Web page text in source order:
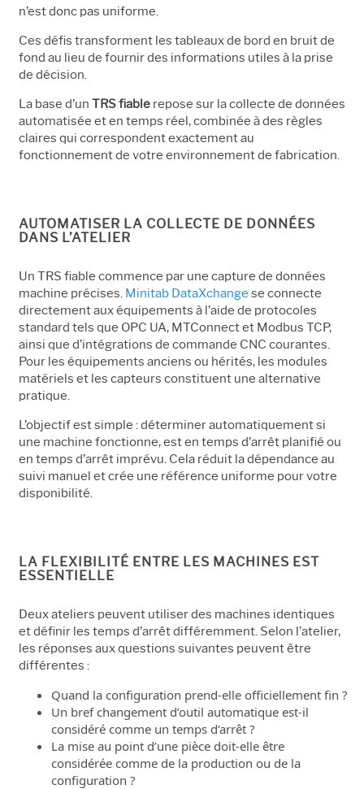
n’est donc pas uniforme.
Ces défis transforment les tableaux de bord en bruit de
fond au lieu de fournir des informations utiles à la prise
de décision.
La base d’un TRS fiable repose sur la collecte de données
automatisée et en temps réel, combinée à des règles
claires qui correspondent exactement au
fonctionnement de votre environnement de fabrication.
AUTOMATISER LA COLLECTE DE DONNÉES
DANS L’ATELIER
Un TRS fiable commence par une capture de données
machine précises. Minitab DataXchange se connecte
directement aux équipements à l’aide de protocoles
standard tels que OPC UA, MTConnect et Modbus TCP,
ainsi que d’intégrations de commande CNC courantes.
Pour les équipements anciens ou hérités, les modules
matériels et les capteurs constituent une alternative
pratique.
L’objectif est simple : déterminer automatiquement si
une machine fonctionne, est en temps d’arrêt planifié ou
en temps d’arrêt imprévu. Cela réduit la dépendance au
suivi manuel et crée une référence uniforme pour votre
disponibilité.
LA FLEXIBILITÉ ENTRE LES MACHINES EST
ESSENTIELLE
Deux ateliers peuvent utiliser des machines identiques
et définir les temps d’arrêt différemment. Selon l’atelier,
les réponses aux questions suivantes peuvent être
différentes :
Quand la configuration prend-elle officiellement fin ?
Un bref changement d’outil automatique est-il
considéré comme un temps d’arrêt ?
La mise au point d’une pièce doit-elle être
considérée comme de la production ou de la
configuration ?